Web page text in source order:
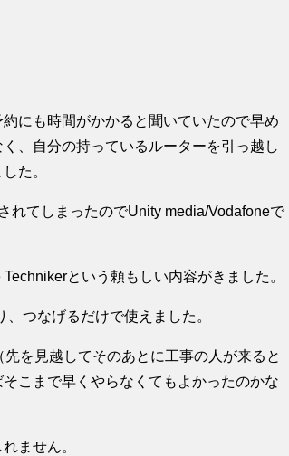
にも時間がかかると聞いていたので早め
、自分の持っているルーターを引っ越し
た。
れてしまったのでUnity media/Vodafoneで
という頼もしい内容がきました。
つなげるだけで使えました。
を見越してそのあとに工事の人が来ると
こまで早くやらなくてもよかったのかな
ません。